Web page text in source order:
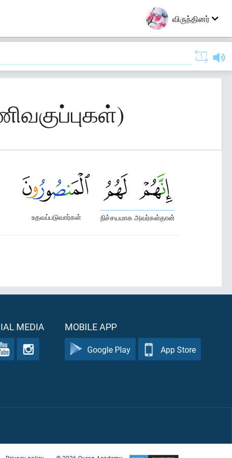
விருந்தினர்
நிச்சயமாக அவர்கள்தான்
உதவப்படுவார்கள்
MEDIA MOBILE APP
Google Play App Store